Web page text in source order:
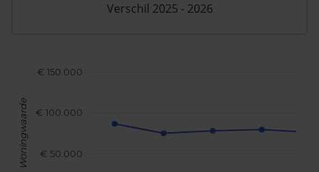
€ 50.000
€ 100.000
€ 150.000
Woningwaarde
Verschil 2025 - 2026